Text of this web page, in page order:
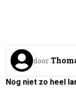
door
Nog niet zo heel